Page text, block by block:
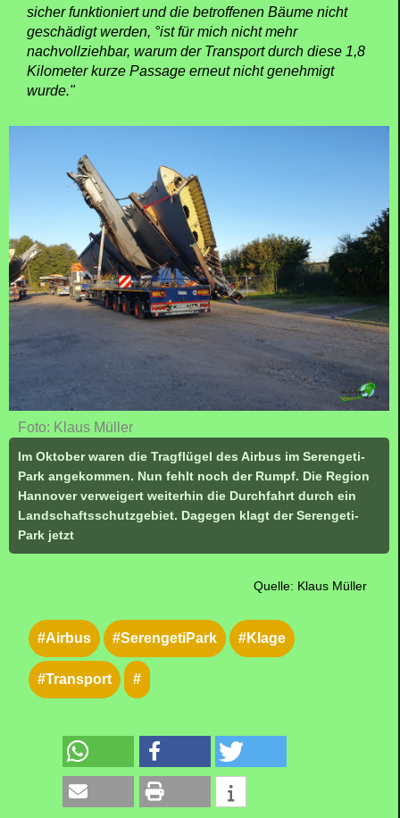
sicher funktioniert und die betroffenen Bäume nicht
geschädigt werden, °ist für mich nicht mehr
nachvollziehbar, warum der Transport durch diese 1,8
Kilometer kurze Passage erneut nicht genehmigt
wurde."
Foto: Klaus Müller
Im Oktober waren die Tragflügel des Airbus im Serengeti-
Park angekommen. Nun fehlt noch der Rumpf. Die Region
Hannover verweigert weiterhin die Durchfahrt durch ein
Landschaftsschutzgebiet. Dagegen klagt der Serengeti-
Park jetzt
Quelle: Klaus Müller
#Airbus #SerengetiPark #Klage
#Transport #